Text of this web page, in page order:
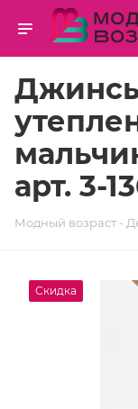
арт. 3-
Модный возраст -
Скидка